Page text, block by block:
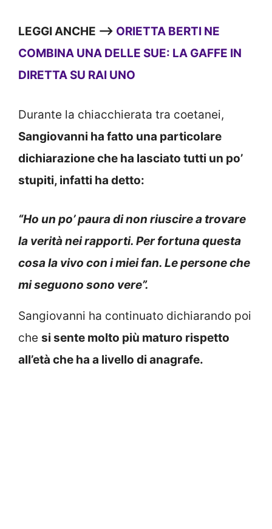
LEGGI ANCHE —-> ORIETTA BERTI NE
COMBINA UNA DELLE SUE: LA GAFFE IN
DIRETTA SU RAI UNO
Durante la chiacchierata tra coetanei,
Sangiovanni ha fatto una particolare
dichiarazione che ha lasciato tutti un po’
stupiti, infatti ha detto:
“Ho un po’ paura di non riuscire a trovare
la verità nei rapporti. Per fortuna questa
cosa la vivo con i miei fan. Le persone che
mi seguono sono vere”.
Sangiovanni ha continuato dichiarando poi
che si sente molto più maturo rispetto
all’età che ha a livello di anagrafe.